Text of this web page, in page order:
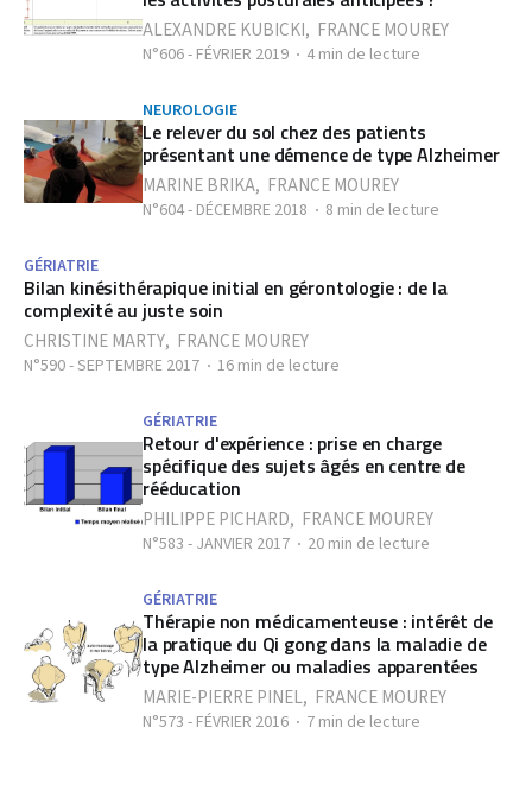
ALEXANDRE KUBICKI, FRANCE MOUREY
N°606 - FÉVRIER 2019 4 min de lecture
NEUROLOGIE
Le relever du sol chez des patients
présentant une démence de type Alzheimer
MARINE BRIKA, FRANCE MOUREY
N°604 - DÉCEMBRE 2018 8 min de lecture
GÉRIATRIE
Bilan kinésithérapique initial en gérontologie : de la
complexité au juste soin
CHRISTINE MARTY, FRANCE MOUREY
N°590 - SEPTEMBRE 2017 16 min de lecture
GÉRIATRIE
Retour d'expérience : prise en charge
spécifique des sujets âgés en centre de
rééducation
PHILIPPE PICHARD, FRANCE MOUREY
N°583 - JANVIER 2017 20 min de lecture
GÉRIATRIE
Thérapie non médicamenteuse : intérêt de
la pratique du Qi gong dans la maladie de
type Alzheimer ou maladies apparentées
MARIE-PIERRE PINEL, FRANCE MOUREY
N°573 - FÉVRIER 2016 7 min de lecture